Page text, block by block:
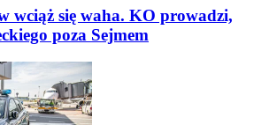
wciąż się waha. KO prowadzi,
poza Sejmem